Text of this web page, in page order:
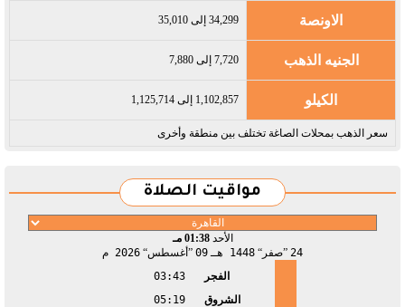
الاونصة 34,299 إلى 35,010
الجنيه الذهب 7,720 إلى 7,880
الكيلو 1,102,857 إلى 1,125,714
سعر الذهب بمحلات الصاغة تختلف بين منطقة وأخرى
مواقيت الصلاة
الأحد01:38 مـ
24
صفر 1448 هـ 09 أغسطس 2026 م
الفجر
03:43
الشروق
05:19